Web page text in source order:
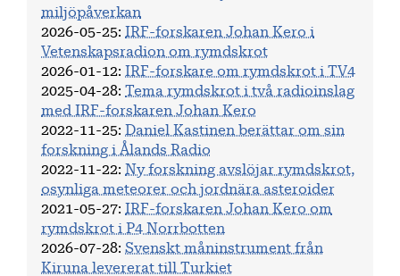
miljöpåverkan
2026-05-25:
IRF-forskaren Johan Kero i
Vetenskapsradion om rymdskrot
2026-01-12:
IRF-forskare om rymdskrot i TV4
2025-04-28: Tema rymdskrot i två radioinslag
med IRF-forskaren Johan Kero
2022-11-25:
Daniel Kastinen berättar om sin
forskning i Ålands Radio
2022-11-22: Ny forskning avslöjar rymdskrot,
osynliga meteorer och jordnära asteroider
2021-05-27:
IRF-forskaren Johan Kero om
rymdskrot i P4 Norrbotten
2026-07-28: Svenskt måninstrument från
Kiruna levererat till Turkiet